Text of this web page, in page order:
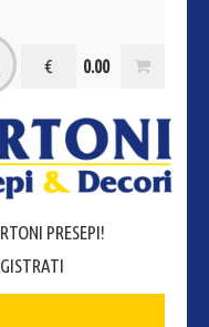
0.00
€
PRESEPI!